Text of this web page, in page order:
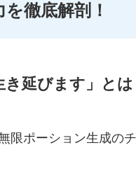
徹底解剖！
き延びます」とは
限ポーション生成の